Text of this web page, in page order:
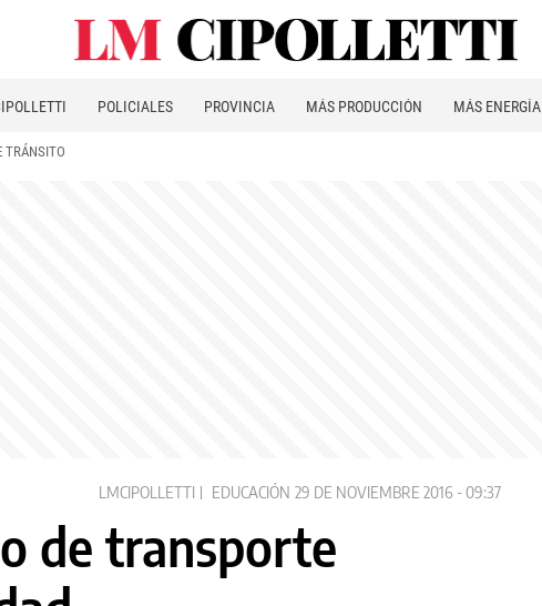
POLICIALES PROVINCIA MÁS PRODUCCIÓN MÁS ENERGÍA
TRÁNSITO
LMCIPOLLETTI EDUCACIÓN 29 DE NOVIEMBRE 2016 - 09:37
de transporte